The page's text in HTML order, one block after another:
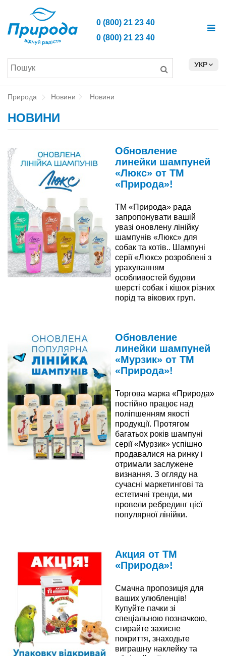
УКР
0 (800) 21 23 40
0 (800) 21 23 40
Природа Новини Новини
НОВИНИ
Обновление
линейки шампуней
«Люкс» от ТМ
«Природа»!
ТМ «Природа» рада
запропонувати вашій
увазі оновлену лінійку
шампунів «Люкс» для
собак та котів.. Шампуні
серії «Люкс» розроблені з
урахуванням
особливостей будови
шерсті собак і кішок різних
порід та вікових груп.
Обновление
линейки шампуней
«Мурзик» от ТМ
«Природа»!
Торгова марка «Природа»
постійно працює над
поліпшенням якості
продукції. Протягом
багатьох років шампуні
серії «Мурзик» успішно
продавалися на ринку і
отримали заслужене
визнання. З огляду на
сучасні маркетингові та
естетичні тренди, ми
провели ребрединг цієї
популярної лінійки.
Акция от ТМ
«Природа»!
Смачна пропозиція для
ваших улюбленців!
Купуйте пачки зі
спеціальною позначкою,
стирайте захисне
покриття, знаходьте
виграшну наклейку та